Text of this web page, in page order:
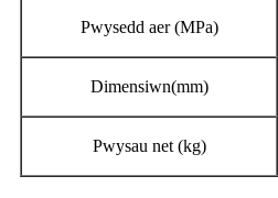
Pwysedd aer (MPa)
Dimensiwn(mm)
Pwysau net (kg)